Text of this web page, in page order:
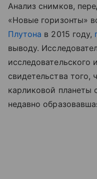
Анализ снимков,
«Новые горизонты»
Плутона в 2015 году,
выводу.
исследовательского
свидетельства того,
карликовой планеты
недавно